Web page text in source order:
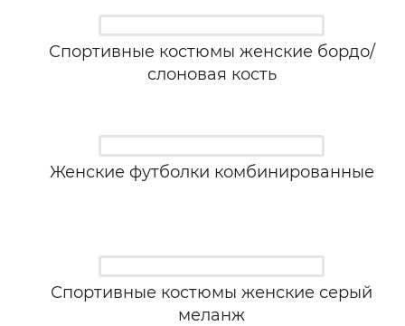
Спортивные костюмы женские бордо/
слоновая кость
Женские футболки комбинированные
Спортивные костюмы женские серый
меланж